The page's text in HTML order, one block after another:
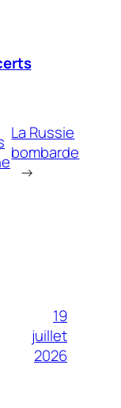
La Russie
bombarde
→
19
juillet
2026